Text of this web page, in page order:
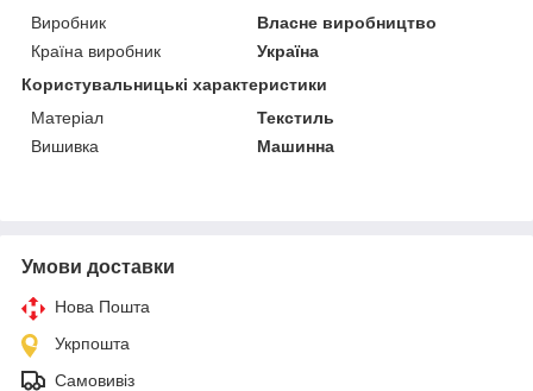
Виробник
Власне виробництво
Країна виробник
Україна
Користувальницькі характеристики
Матеріал
Текстиль
Вишивка
Машинна
Умови доставки
Нова Пошта
Укрпошта
Самовивіз